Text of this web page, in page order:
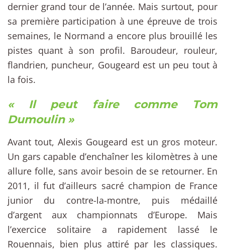
dernier grand tour de l’année. Mais surtout, pour
sa première participation à une épreuve de trois
semaines, le Normand a encore plus brouillé les
pistes quant à son profil. Baroudeur, rouleur,
flandrien, puncheur, Gougeard est un peu tout à
la fois.
« Il peut faire comme Tom
Dumoulin »
Avant tout, Alexis Gougeard est un gros moteur.
Un gars capable d’enchaîner les kilomètres à une
allure folle, sans avoir besoin de se retourner. En
2011, il fut d’ailleurs sacré champion de France
junior du contre-la-montre, puis médaillé
d’argent aux championnats d’Europe. Mais
l’exercice solitaire a rapidement lassé le
Rouennais, bien plus attiré par les classiques.